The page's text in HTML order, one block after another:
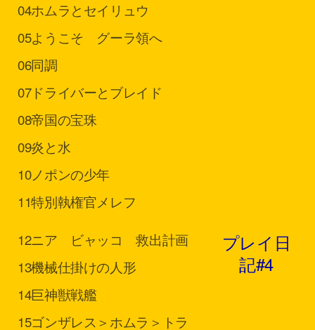
04ホムラとセイリュウ
05ようこそ グーラ領へ
06同調
07ドライバーとブレイド
08帝国の宝珠
09炎と水
10ノポンの少年
11特別執権官メレフ
12ニア ビャッコ 救出計画
13機械仕掛けの人形
14巨神獣戦艦
15ゴンザレス＞ホムラ＞トラ
プレイ日
記#4